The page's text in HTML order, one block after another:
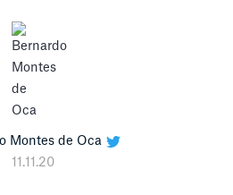
Montes de Oca
11.11.20